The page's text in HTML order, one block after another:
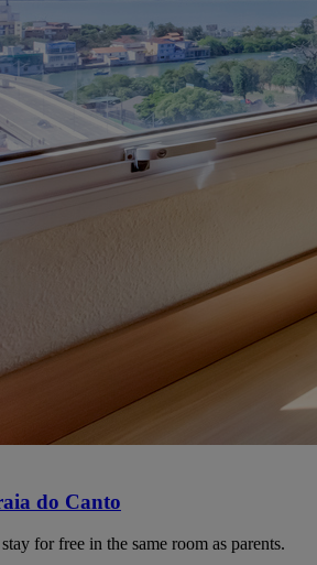
do Canto
for free in the same room as parents.